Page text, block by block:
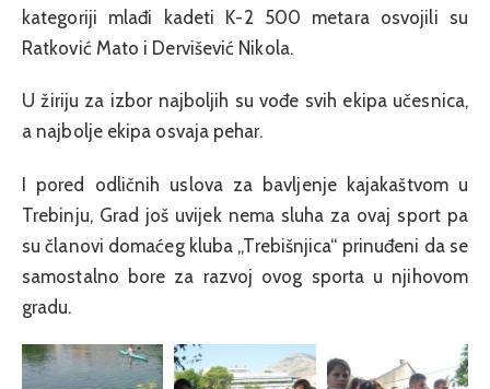
kategoriji mlađi kadeti K-2 500 metara osvojili su
Ratković Mato i Dervišević Nikola.
U žiriju za izbor najboljih su vođe svih ekipa učesnica,
a najbolje ekipa osvaja pehar.
I pored odličnih uslova za bavljenje kajakaštvom u
Trebinju, Grad još uvijek nema sluha za ovaj sport pa
su članovi domaćeg kluba „Trebišnjica“ prinuđeni da se
samostalno bore za razvoj ovog sporta u njihovom
gradu.